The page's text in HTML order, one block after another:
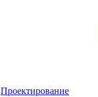
Проектирование